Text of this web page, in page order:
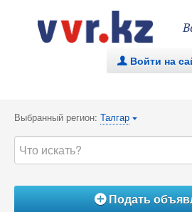
. Войти на
Выбранный регион: Талгар {
ÁПодать